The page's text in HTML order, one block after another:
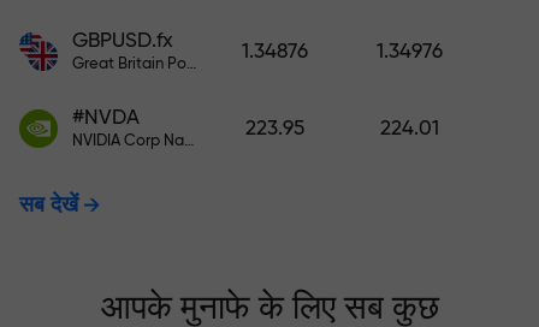
GBPUSD.fx
Great Britain Pound vs US Dollar
1.34876 1.34976
#NVDA
NVIDIA Corp Nasdaq Stock Exchange (Nasdaq) USD
223.95 224.01
सब देखें
आपके मुनाफे के लिए सब कुछ